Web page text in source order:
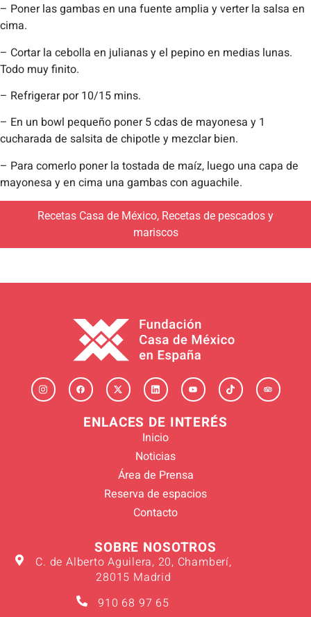
– Poner las gambas en una fuente amplia y verter la salsa en
cima.
– Cortar la cebolla en julianas y el pepino en medias lunas.
Todo muy finito.
– Refrigerar por 10/15 mins.
– En un bowl pequeño poner 5 cdas de mayonesa y 1
cucharada de salsita de chipotle y mezclar bien.
– Para comerlo poner la tostada de maíz, luego una capa de
mayonesa y en cima una gambas con aguachile.
Recetas Casa de México, Recetas de pescados y
mariscos
ENLACES DE INTERÉS
Inicio
Noticias
Área de Prensa
Reserva de espacios
Contacto
SOBRE NOSOTROS
C. de Alberto Aguilera, 20, Chamberí,
28015 Madrid
910 68 97 65